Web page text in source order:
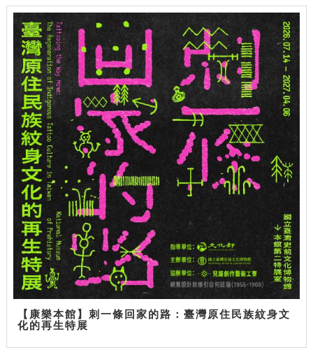
【康樂本館】刺一條回家的路：臺灣原住民族紋身文
化的再生特展